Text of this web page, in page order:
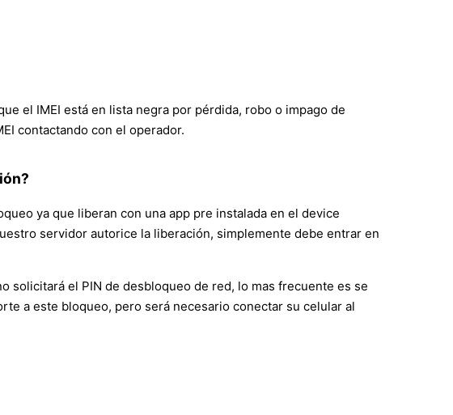
el IMEI está en lista negra por pérdida, robo o impago de
contactando con el operador.
ya que liberan con una app pre instalada en el device
servidor autorice la liberación, simplemente debe entrar en
solicitará el PIN de desbloqueo de red, lo mas frecuente es se
a este bloqueo, pero será necesario conectar su celular al